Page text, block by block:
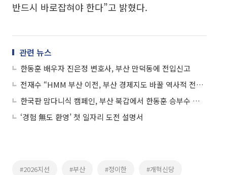
반드시 바로잡혀야 한다”고 밝혔다.
관련 뉴스
한동훈 배우자 진은정 변호사, 부산 만덕동에 전입신고
전재수 “HMM 부산 이전, 부산 경제지도 바꿀 역사적 전환점”
한국판 맘다니식 캠페인, 부산 북갑에서 한동훈 승부수 통할까
‘경험 無도 환영’ 첫 일자리 도전 설명서
#2026지선 #부산 #정이한 #개혁신당